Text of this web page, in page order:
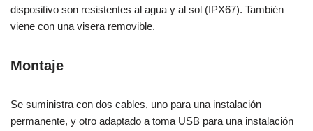
dispositivo son resistentes al agua y al sol (IPX67). También
viene con una visera removible.
Montaje
Se suministra con dos cables, uno para una instalación
permanente, y otro adaptado a toma USB para una instalación